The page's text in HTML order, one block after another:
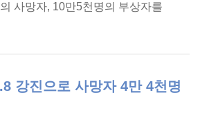
사망자, 10만5천명의 부상자를
강진으로 사망자 4만 4천명